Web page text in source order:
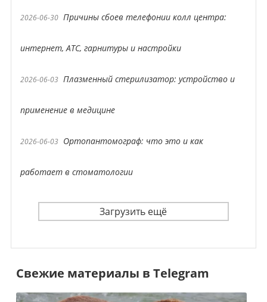
2026-06-30 Причины сбоев телефонии колл центра:
интернет, АТС, гарнитуры и настройки
2026-06-03 Плазменный стерилизатор: устройство и
применение в медицине
2026-06-03 Ортопантомограф: что это и как
работает в стоматологии
Загрузить ещё
Свежие материалы в Telegram